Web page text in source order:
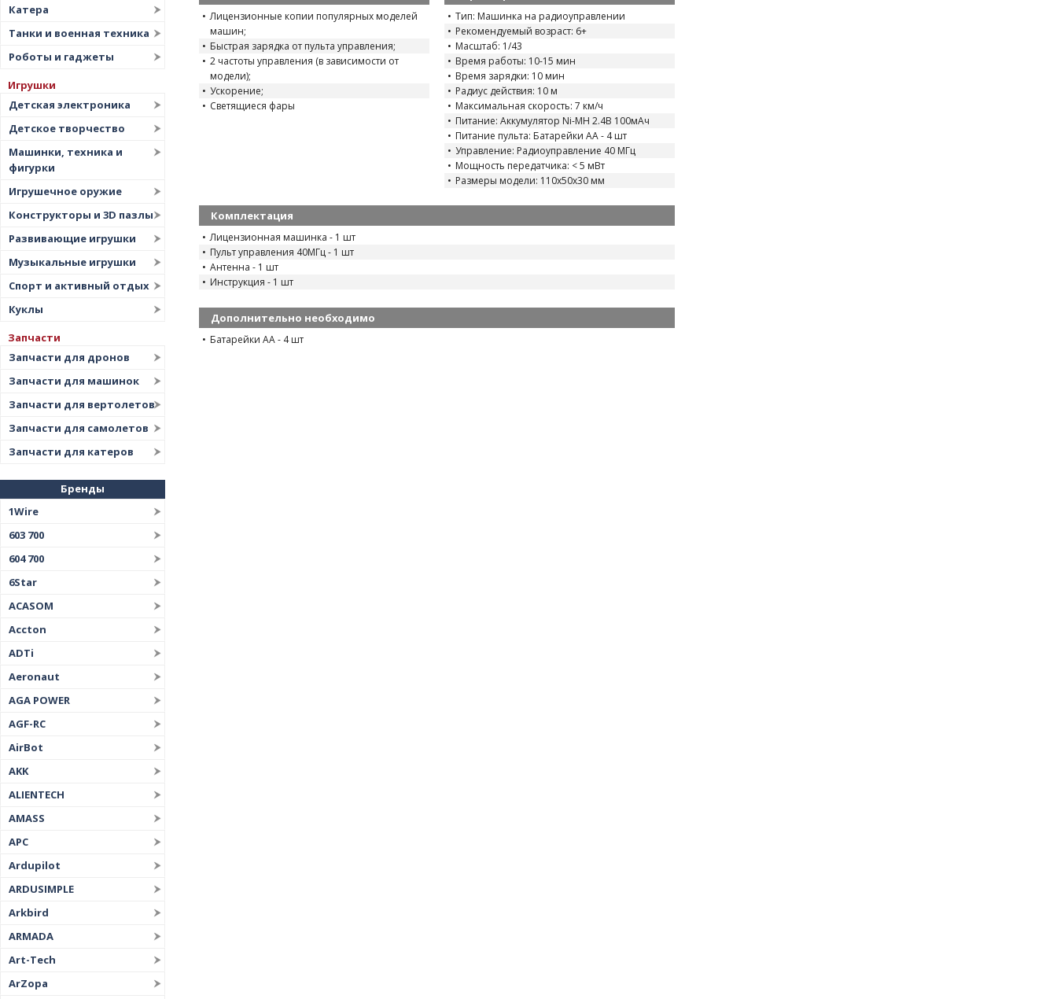
Катера
Танки и военная техника
Роботы и гаджеты
Игрушки
Детская электроника
Детское творчество
Машинки, техника и
фигурки
Игрушечное оружие
Конструкторы и 3D пазлы
Развивающие игрушки
Музыкальные игрушки
Спорт и активный отдых
Куклы
Запчасти
Запчасти для дронов
Запчасти для машинок
Запчасти для вертолетов
Запчасти для самолетов
Запчасти для катеров
Бренды
1Wire
603 700
604 700
6Star
ACASOM
Accton
ADTi
Aeronaut
AGA POWER
AGF-RC
AirBot
AKK
ALIENTECH
AMASS
APC
Ardupilot
ARDUSIMPLE
Arkbird
ARMADA
Art-Tech
ArZopa
Лицензионные копии популярных моделей
машин;
Быстрая зарядка от пульта управления;
2 частоты управления (в зависимости от
модели);
Ускорение;
Светящиеся фары
Тип: Машинка на радиоуправлении
Рекомендуемый возраст: 6+
Масштаб: 1/43
Время работы: 10-15 мин
Время зарядки: 10 мин
Радиус действия: 10 м
Максимальная скорость: 7 км/ч
Питание: Аккумулятор Ni-MH 2.4В 100мАч
Питание пульта: Батарейки АА - 4 шт
Управление: Радиоуправление 40 МГц
Мощность передатчика: < 5 мВт
Размеры модели: 110х50х30 мм
Комплектация
Лицензионная машинка - 1 шт
Пульт управления 40МГц - 1 шт
Антенна - 1 шт
Инструкция - 1 шт
Дополнительно необходимо
Батарейки АА - 4 шт